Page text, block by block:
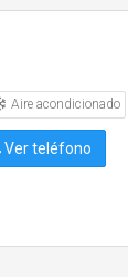
Aire acondicionado
Ver teléfono